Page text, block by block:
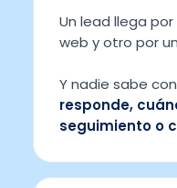
Un lead llega
web y otro por
Y nadie sabe
responde,
seguimiento o